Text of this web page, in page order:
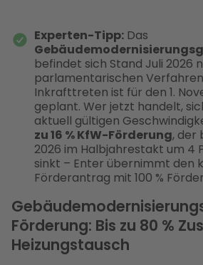
Experten-Tipp:Das
befindet sich Stand Juli 2026
parlamentarischen
Inkrafttreten ist für den 1.
geplant. Wer jetzt handelt,
aktuell gültigen
zu 16 % KfW-Förderung, der
2026 im Halbjahrestakt um 4
sinkt – Enter übernimmt den
Förderantrag mit 100 %
Förderung: Bis zu 80 %
Heizungstausch